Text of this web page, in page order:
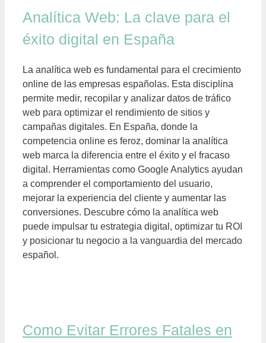
Analítica Web: La clave para el
éxito digital en España
La analítica web es fundamental para el crecimiento
online de las empresas españolas. Esta disciplina
permite medir, recopilar y analizar datos de tráfico
web para optimizar el rendimiento de sitios y
campañas digitales. En España, donde la
competencia online es feroz, dominar la analítica
web marca la diferencia entre el éxito y el fracaso
digital. Herramientas como Google Analytics ayudan
a comprender el comportamiento del usuario,
mejorar la experiencia del cliente y aumentar las
conversiones. Descubre cómo la analítica web
puede impulsar tu estrategia digital, optimizar tu ROI
y posicionar tu negocio a la vanguardia del mercado
español.
Como Evitar Errores Fatales en